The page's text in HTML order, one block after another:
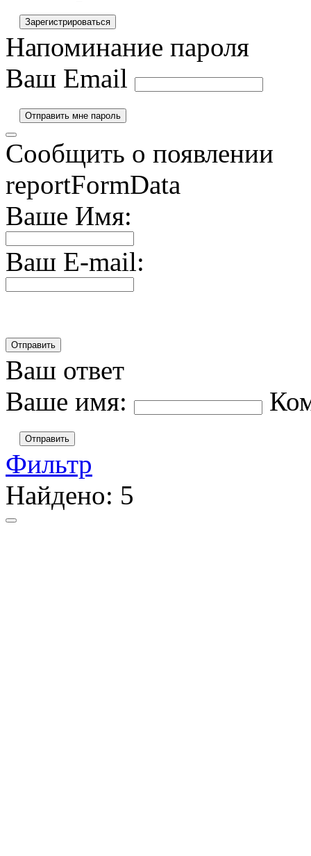
Напоминание пароля
Ваш Email
Сообщить о появлении
reportFormData
Ваше Имя:
Ваш E-mail:
Ваш ответ
Ваше имя:
Отправить
Фильтр
Найдено: 5